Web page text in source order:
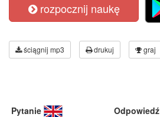
rozpocznij naukę
ściągnij mp3 drukuj graj
Pytanie Odpowiedź